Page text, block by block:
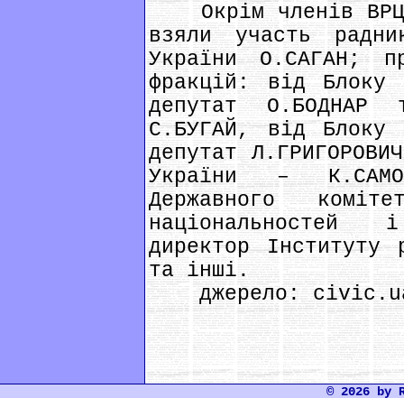
Окрім членів
взяли участь
України О.САГАН;
фракцій: від Блоку
депутат О.БОДНАР
С.БУГАЙ, від Блоку
депутат
України –
Державного
директор Інституту
та інші.
джерело:
© 2026 by